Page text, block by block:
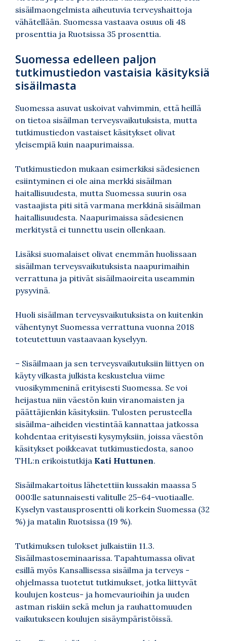
sisäilmaongelmista aiheutuvia terveyshaittoja
vähätellään. Suomessa vastaava osuus oli 48
prosenttia ja Ruotsissa 35 prosenttia.
Suomessa edelleen paljon
tutkimustiedon vastaisia käsityksiä
sisäilmasta
Suomessa asuvat uskoivat vahvimmin, että heillä
on tietoa sisäilman terveysvaikutuksista, mutta
tutkimustiedon vastaiset käsitykset olivat
yleisempiä kuin naapurimaissa.
Tutkimustiedon mukaan esimerkiksi sädesienen
esiintyminen ei ole aina merkki sisäilman
haitallisuudesta, mutta Suomessa suurin osa
vastaajista piti sitä varmana merkkinä sisäilman
haitallisuudesta. Naapurimaissa sädesienen
merkitystä ei tunnettu usein ollenkaan.
Lisäksi suomalaiset olivat enemmän huolissaan
sisäilman terveysvaikutuksista naapurimaihin
verrattuna ja pitivät sisäilmaoireita useammin
pysyvinä.
Huoli sisäilman terveysvaikutuksista on kuitenkin
vähentynyt Suomessa verrattuna vuonna 2018
toteutettuun vastaavaan kyselyyn.
– Sisäilmaan ja sen terveysvaikutuksiin liittyen on
käyty vilkasta julkista keskustelua viime
vuosikymmeninä erityisesti Suomessa. Se voi
heijastua niin väestön kuin viranomaisten ja
päättäjienkin käsityksiin. Tulosten perusteella
sisäilma-aiheiden viestintää kannattaa jatkossa
kohdentaa erityisesti kysymyksiin, joissa väestön
käsitykset poikkeavat tutkimustiedosta, sanoo
THL:n erikoistutkija Kati Huttunen.
Sisäilmakartoitus lähetettiin kussakin maassa 5
000:lle satunnaisesti valitulle 25–64-vuotiaalle.
Kyselyn vastausprosentti oli korkein Suomessa (32
%) ja matalin Ruotsissa (19 %).
Tutkimuksen tulokset julkaistiin 11.3.
Sisäilmastoseminaarissa. Tapahtumassa olivat
esillä myös Kansallisessa sisäilma ja terveys -
ohjelmassa tuotetut tutkimukset, jotka liittyvät
koulujen kosteus- ja homevaurioihin ja uuden
astman riskiin sekä melun ja rauhattomuuden
vaikutukseen koulujen sisäympäristöissä.